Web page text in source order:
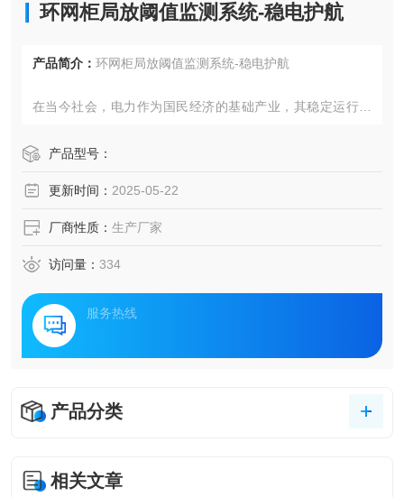
环网柜局放阈值监测系统-稳电护航
产品简介： 环网柜局放阈值监测系统-稳电护航
在当今社会，电力作为国民经济的基础产业，其稳定运行至
大，电力设备数量急剧增加，如何确保这些设备的安全、可
创新的电力设备监测解决方案应运而生，它通过实时监测电
提供了有力保障。
产品型号：
更新时间： 2025-05-22
厂商性质： 生产厂家
访问量： 334
服务热线
产品分类
相关文章